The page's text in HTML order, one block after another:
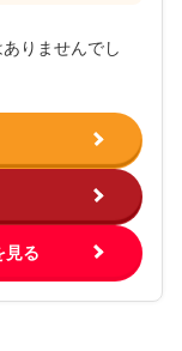
りませんでし
見る